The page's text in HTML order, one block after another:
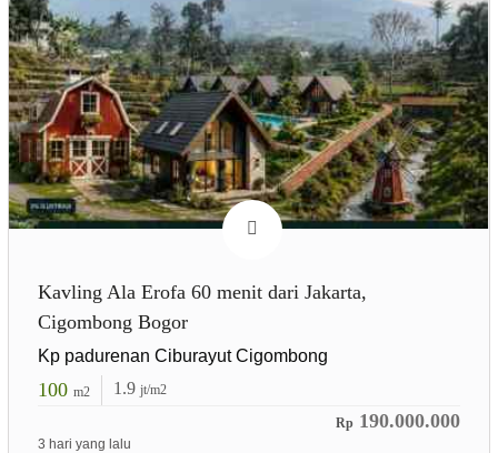
Kavling Ala Erofa 60 menit dari Jakarta,
Cigombong Bogor
Kp padurenan Ciburayut Cigombong
100 m2 1.9 jt/m2
Rp 190.000.000
3 hari yang lalu